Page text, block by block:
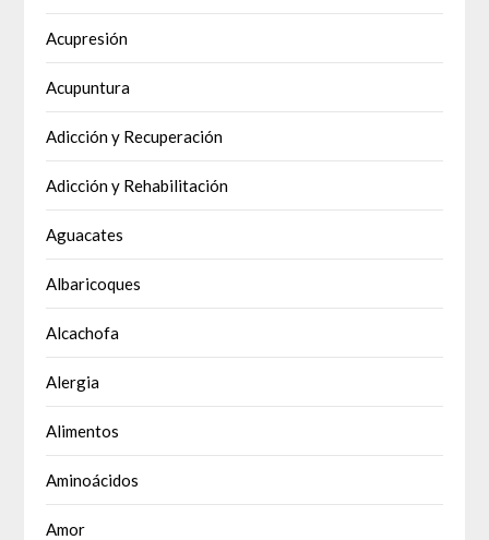
Acupresión
Acupuntura
Adicción y Recuperación
Adicción y Rehabilitación
Aguacates
Albaricoques
Alcachofa
Alergia
Alimentos
Aminoácidos
Amor